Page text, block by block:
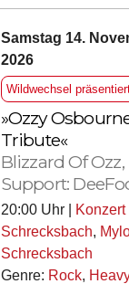
Samstag 14.
2026
Wildwechsel
»Ozzy
Tribute«
Blizzard Of Ozz,
Support:
20:00 Uhr | Konzert
Schrecksbach,
Schrecksbach
Genre: Rock,